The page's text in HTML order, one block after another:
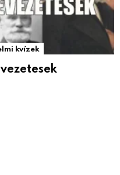
kvízek